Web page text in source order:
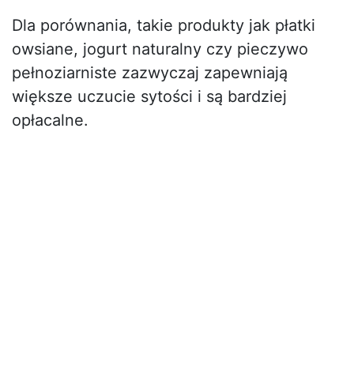
Dla porównania, takie produkty jak płatki
owsiane, jogurt naturalny czy pieczywo
pełnoziarniste zazwyczaj zapewniają
większe uczucie sytości i są bardziej
opłacalne.